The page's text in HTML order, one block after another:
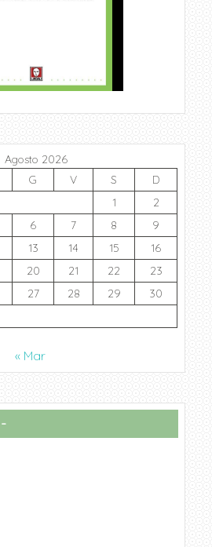
Agosto 2026
G V S
D
1
2
6 7 8
9
13 14 15
16
20 21 22
23
27 28 29
30
« Mar